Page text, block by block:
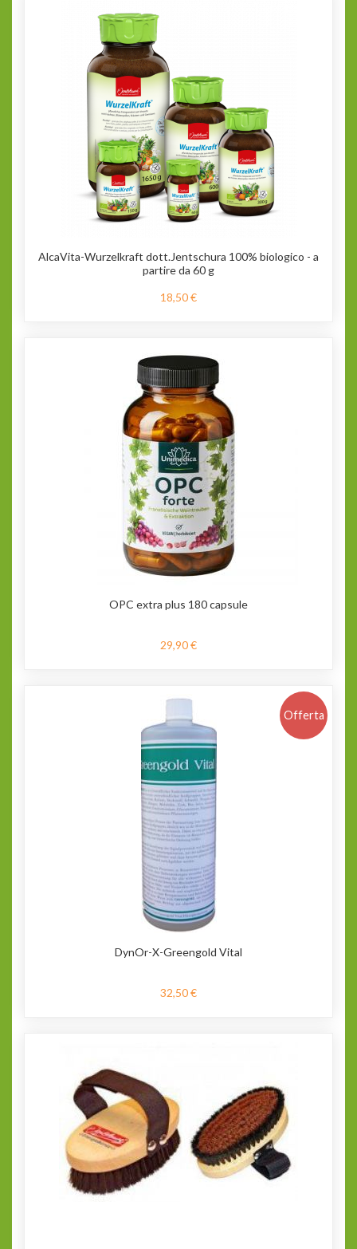
AlcaVita-Wurzelkraft dott.Jentschura 100% biologico - a
partire da 60 g
18,50 €
OPC extra plus 180 capsule
29,90 €
Offerta
DynOr-X-Greengold Vital
32,50 €